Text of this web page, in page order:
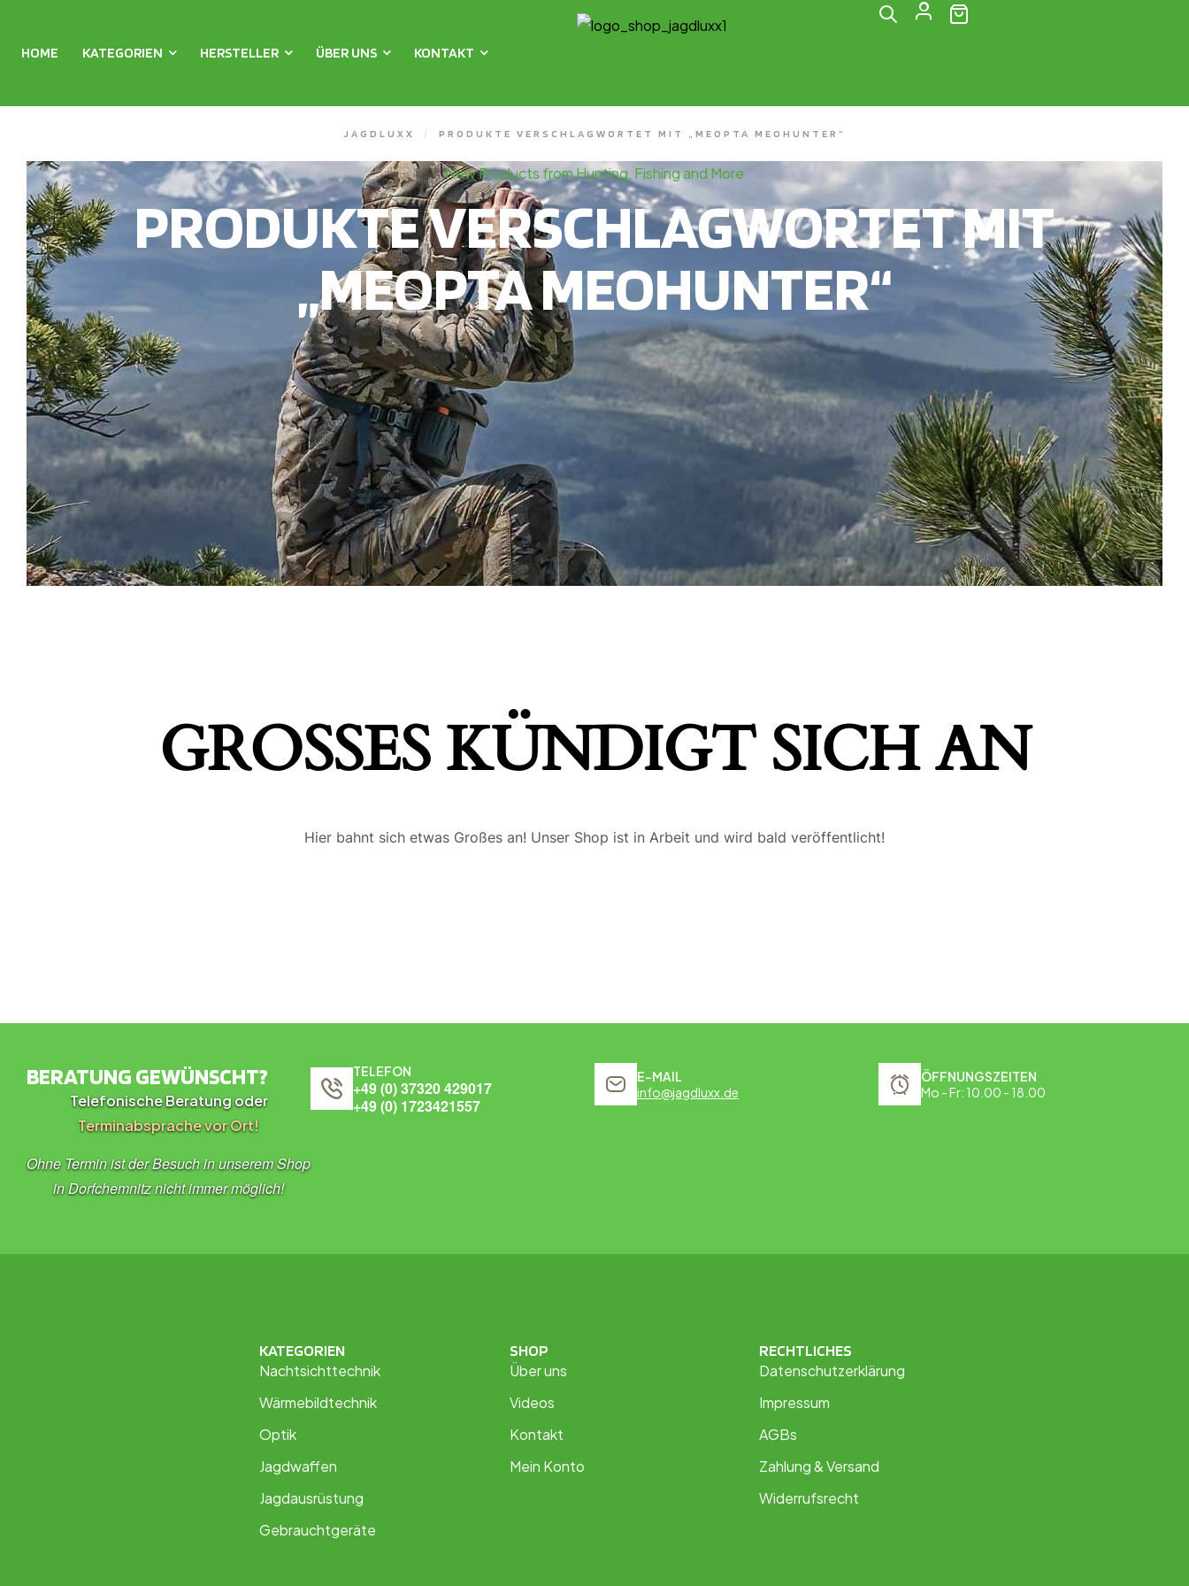
HOME KATEGORIEN HERSTELLER ÜBER UNS KONTAKT
JAGDLUXX / PRODUKTE VERSCHLAGWORTET MIT „MEOPTA MEOHUNTER“
New Products from Hunting, Fishing and More
PRODUKTE VERSCHLAGWORTET MIT
„MEOPTA MEOHUNTER“
GROSSES KÜNDIGT SICH AN
Hier bahnt sich etwas Großes an! Unser Shop ist in Arbeit und wird bald veröffentlicht!
BERATUNG GEWÜNSCHT?
Telefonische Beratung oder
Terminabsprache vor Ort!
Ohne Termin ist der Besuch in unserem Shop
in Dorfchemnitz nicht immer möglich!
TELEFON
+49 (0) 37320 429017
+49 (0) 1723421557
E-MAIL
info@jagdluxx.de
ÖFFNUNGSZEITEN
Mo - Fr: 10.00 - 18.00
KATEGORIEN
Nachtsichttechnik
Wärmebildtechnik
Optik
Jagdwaffen
Jagdausrüstung
Gebrauchtgeräte
SHOP
Über uns
Videos
Kontakt
Mein Konto
RECHTLICHES
Datenschutzerklärung
Impressum
AGBs
Zahlung & Versand
Widerrufsrecht